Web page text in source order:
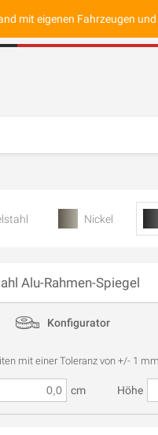
mit eigenen Fahrzeugen
Nickel
Alu-Rahmen-Spiegel
Konfigurator
mit einer Toleranz von +/- 1 mm
cm Höhe